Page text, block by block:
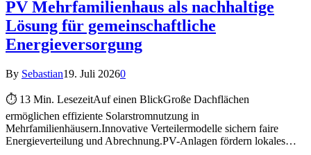
PV Mehrfamilienhaus als nachhaltige
Lösung für gemeinschaftliche
Energieversorgung
By Sebastian19. Juli 20260
⏱ 13 Min. LesezeitAuf einen BlickGroße Dachflächen
ermöglichen effiziente Solarstromnutzung in
Mehrfamilienhäusern.Innovative Verteilermodelle sichern faire
Energieverteilung und Abrechnung.PV-Anlagen fördern lokales…